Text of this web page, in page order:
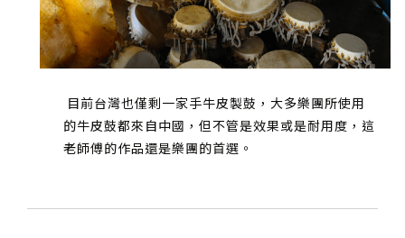
目前台灣也僅剩一家手牛皮製鼓，大多樂團所使用
的牛皮鼓都來自中國，但不管是效果或是耐用度，這
老師傅的作品還是樂團的首選。